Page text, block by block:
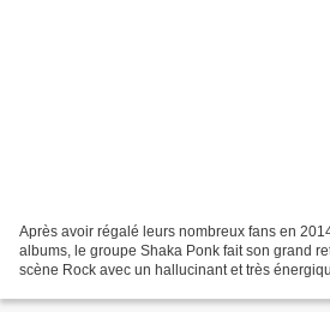
Après avoir régalé leurs nombreux fans en
albums, le groupe Shaka Ponk fait son grand
scène Rock avec un hallucinant et très